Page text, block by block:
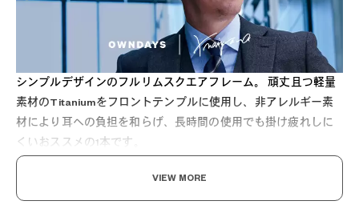
シンプルデザインのフルリムスクエアフレーム。 頑丈且つ軽量
素材のTitaniumをフロントテンプルに使用し、非アレルギー素
材により耳への負担を和らげ、長時間の使用でも掛け疲れしに
くいおススメの1本です。
VIEW MORE